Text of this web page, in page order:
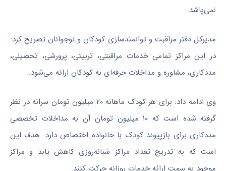
نمی‌پاشد.
مدیرکل دفتر مراقبت و توانمندسازی کودکان و نوجوانان تصریح کرد:
در این مراکز تمامی خدمات مراقبتی، تربیتی، پرورشی، تحصیلی،
مددکاری، مشاوره و مداخلات حرفه‌ای به کودکان ارائه می‌شود.
وی ادامه داد: برای هر کودک ماهانه ۲۰ میلیون تومان سرانه در نظر
گرفته شده است که ۱۰ میلیون تومان آن به مداخلات تخصصی
مددکاری برای بازپیوند کودک با خانواده اختصاص دارد. هدف این
است که به تدریج تعداد مراکز شبانه‌روزی کاهش یابد و مراکز
موجود به سمت ارائه خدمات روزانه حرکت کنند.